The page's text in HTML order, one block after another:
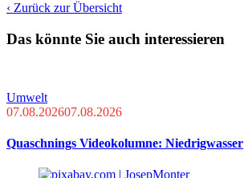
‹ Zurück zur Übersicht
Das könnte Sie auch interessieren
Umwelt
07.08.202607.08.2026
Quaschnings Videokolumne: Niedrigwasser